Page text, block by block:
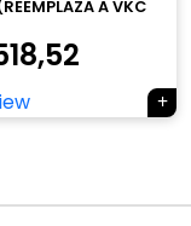
A VKC